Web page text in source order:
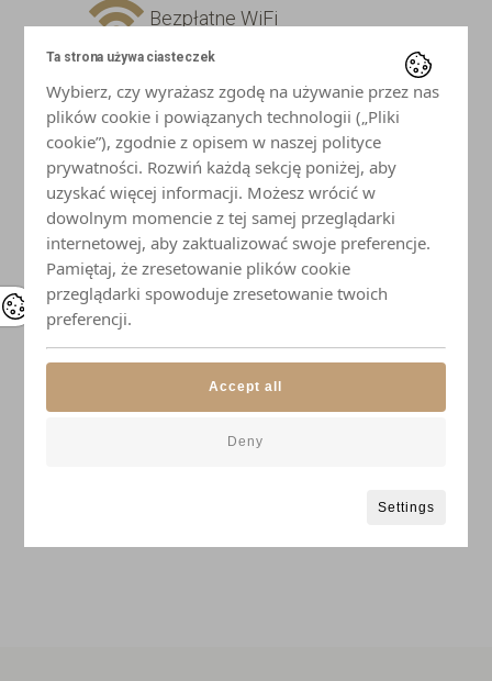
Bezpłatne WiFi
Lodówka
Płyta indukcyjna
Mikrofalówka
Czajnik
Naczynia i przybory kuchenne
Ta strona używa ciasteczek
Wybierz, czy wyrażasz zgodę na używanie przez nas
plików cookie i powiązanych technologii („Pliki
cookie”), zgodnie z opisem w naszej polityce
prywatności. Rozwiń każdą sekcję poniżej, aby
uzyskać więcej informacji. Możesz wrócić w
dowolnym momencie z tej samej przeglądarki
internetowej, aby zaktualizować swoje preferencje.
Pamiętaj, że zresetowanie plików cookie
przeglądarki spowoduje zresetowanie twoich
preferencji.
Settings
Deny
Accept all